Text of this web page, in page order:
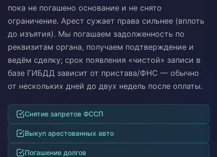
пока не погашено основание и не снято
ограничение. Арест сужает права сильнее (вплоть
до изъятия). Мы погашаем задолженность по
реквизитам органа, получаем подтверждение и
ведём сделку; срок появления «чистой» записи в
базе ГИБДД зависит от пристава/ФНС — обычно
от нескольких дней до двух недель после оплаты.
Снятие запретов ФССП
Выкуп арестованных авто
Погашение долгов